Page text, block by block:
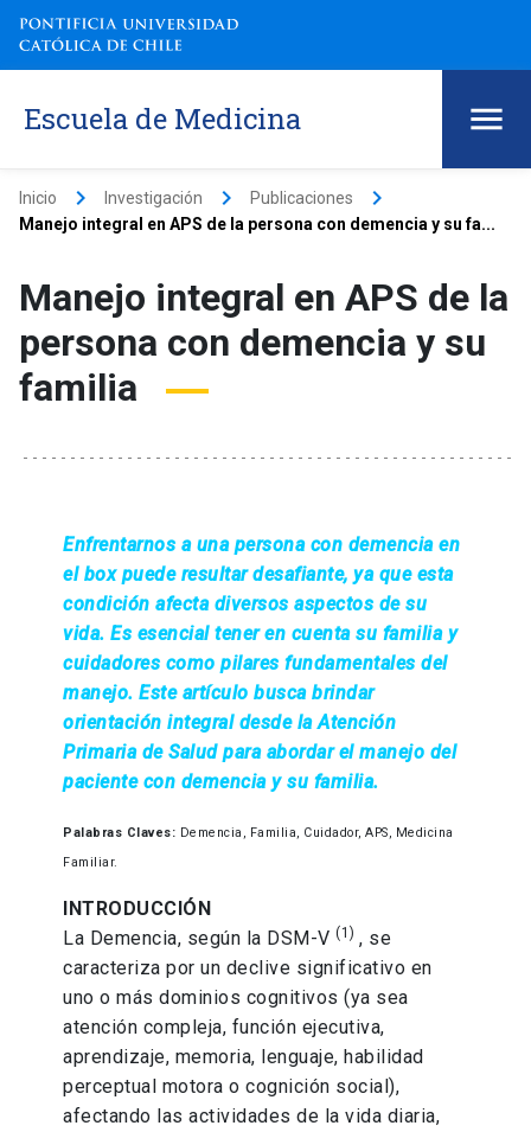
Escuela de Medicina
Inicio keyboard_arrow_right Investigación keyboard_arrow_right Publicaciones keyboard_arrow_right
Manejo integral en APS de la persona con demencia y su fa...
Manejo integral en APS de la
persona con demencia y su
familia
Enfrentarnos a una persona con demencia en
el box puede resultar desafiante, ya que esta
condición afecta diversos aspectos de su
vida. Es esencial tener en cuenta su familia y
cuidadores como pilares fundamentales del
manejo. Este artículo busca brindar
orientación integral desde la Atención
Primaria de Salud para abordar el manejo del
paciente con demencia y su familia.
Palabras Claves: Demencia, Familia, Cuidador, APS, Medicina
Familiar.
INTRODUCCIÓN
La Demencia, según la DSM-V(1) , se
caracteriza por un declive significativo en
uno o más dominios cognitivos (ya sea
atención compleja, función ejecutiva,
aprendizaje, memoria, lenguaje, habilidad
perceptual motora o cognición social),
afectando las actividades de la vida diaria,